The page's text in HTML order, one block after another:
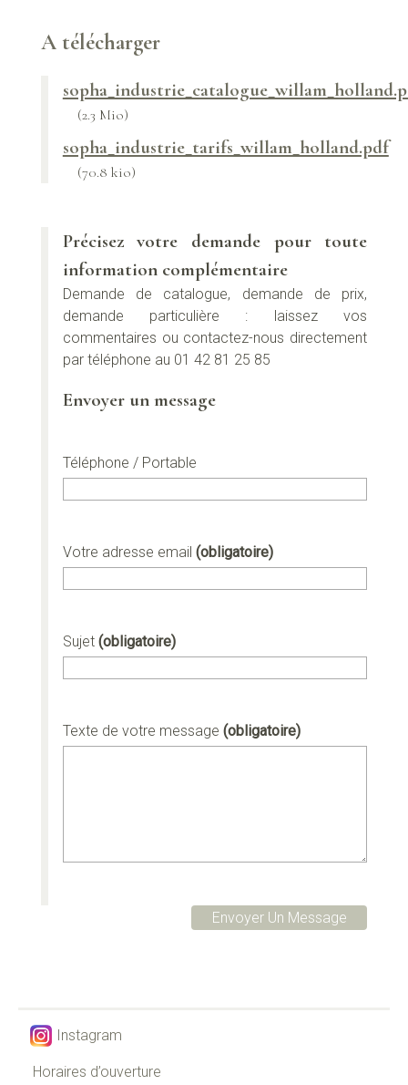
A télécharger
(2.3 Mio)
sopha_industrie_tarifs_willam_holland.pdf
(70.8 kio)
Précisez votre demande pour toute
information complémentaire
Demande de catalogue, demande de prix,
demande particulière : laissez vos
commentaires ou contactez-nous directement
par téléphone au 01 42 81 25 85
Envoyer un message
Téléphone / Portable
Votre adresse email (obligatoire)
Sujet (obligatoire)
Texte de votre message (obligatoire)
Instagram
Horaires d’ouverture